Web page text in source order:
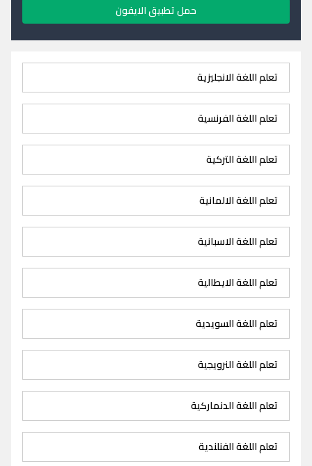
حمل تطبيق الايفون
تعلم اللغة الانجليزية
تعلم اللغة الفرنسية
تعلم اللغة التركية
تعلم اللغة الالمانية
تعلم اللغة الاسبانية
تعلم اللغة الايطالية
تعلم اللغة السويدية
تعلم اللغة النرويجية
تعلم اللغة الدنماركية
تعلم اللغة الفنلندية